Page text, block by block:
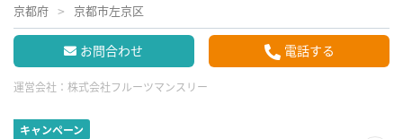
京都府 京都市左京区
お問合わせ 電話する
運営会社： 株式会社フルーツマンスリー
キャンペーン